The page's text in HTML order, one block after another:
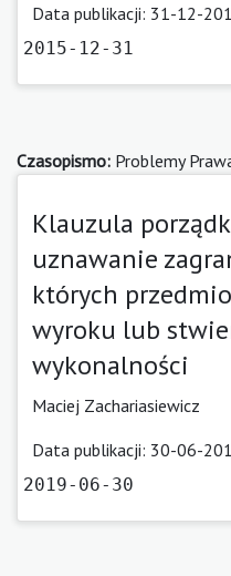
Data publikacji: 31-12-
2015-12-31
Czasopismo: Problemy
Klauzula
uznawanie
których
wyroku lub
wykonalności
Maciej Zachariasiewicz
Data publikacji: 30-06-
2019-06-30